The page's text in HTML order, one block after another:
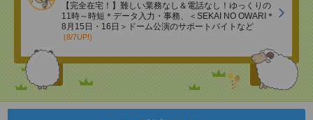
【完全在宅！】難しい業務なし＆電話なし！ゆっくりの
11時～時短＊データ入力・事務、＜SEKAI NO OWARI＊
8月15日・16日＞ドーム公演のサポートバイトなど
(8/7UP!)